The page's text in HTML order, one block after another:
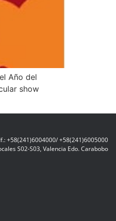
Año del
show
+58(241)6004000/ +58(241)6005000
S02-S03, Valencia Edo. Carabobo